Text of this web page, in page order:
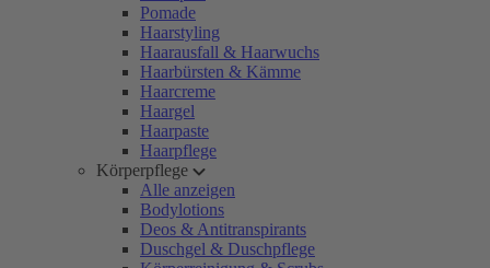
Pomade
Haarstyling
Haarausfall & Haarwuchs
Haarbürsten & Kämme
Haarcreme
Haargel
Haarpaste
Haarpflege
Körperpflege
Alle anzeigen
Bodylotions
Deos & Antitranspirants
Duschgel & Duschpflege